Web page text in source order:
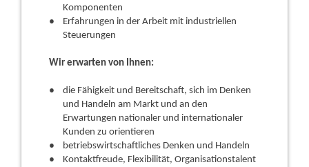
Komponenten
Erfahrungen in der Arbeit mit industriellen
Steuerungen
Wir erwarten von Ihnen:
die Fähigkeit und Bereitschaft, sich im Denken
und Handeln am Markt und an den
Erwartungen nationaler und internationaler
Kunden zu orientieren
betriebswirtschaftliches Denken und Handeln
Kontaktfreude, Flexibilität, Organisationstalent